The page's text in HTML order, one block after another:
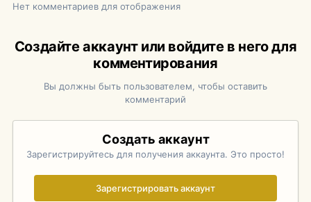
Нет комментариев для отображения
Создайте аккаунт или войдите в него для
комментирования
Вы должны быть пользователем, чтобы оставить
комментарий
Создать аккаунт
Зарегистрируйтесь для получения аккаунта. Это просто!
Зарегистрировать аккаунт